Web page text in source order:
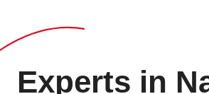
Experts in